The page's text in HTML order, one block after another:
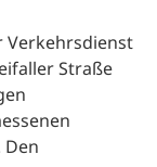
Verkehrsdienst
Straße